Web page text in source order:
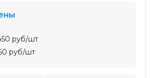
руб/шт
руб/шт